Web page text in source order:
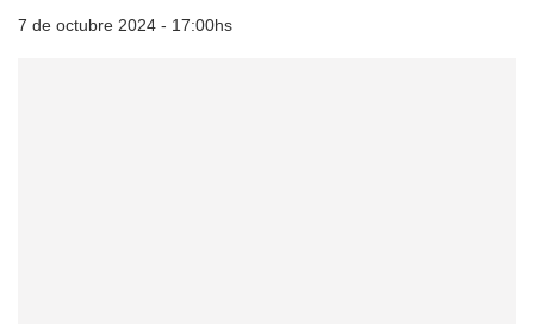
7 de octubre 2024 - 17:00hs